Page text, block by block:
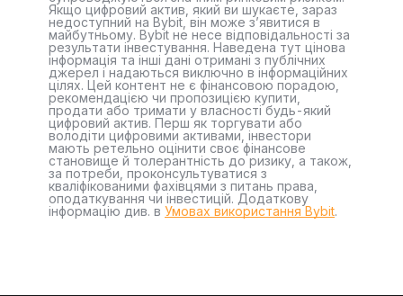
Якщо цифровий актив, який ви шукаєте, зараз
недоступний на Bybit, він може з’явитися в
майбутньому. Bybit не несе відповідальності за
результати інвестування. Наведена тут цінова
інформація та інші дані отримані з публічних
джерел і надаються виключно в інформаційних
цілях. Цей контент не є фінансовою порадою,
рекомендацією чи пропозицією купити,
продати або тримати у власності будь-який
цифровий актив. Перш як торгувати або
володіти цифровими активами, інвестори
мають ретельно оцінити своє фінансове
становище й толерантність до ризику, а також,
за потреби, проконсультуватися з
кваліфікованими фахівцями з питань права,
оподаткування чи інвестицій. Додаткову
інформацію див. в Умовах використання Bybit.